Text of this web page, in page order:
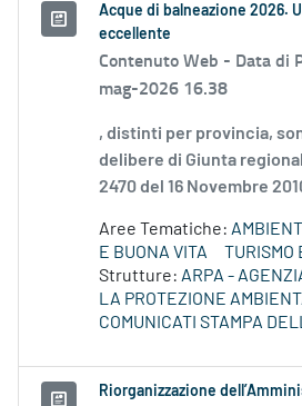
Acque di balneazione 2026.
eccellente
Contenuto Web - Data di
mag-2026 16.38
, distinti per provincia,
delibere di Giunta
2470 del 16 Novembre
Aree Tematiche:
E BUONA VITA
TURISMO
Strutture: ARPA -
LA PROTEZIONE
COMUNICATI STAMPA
Riorganizzazione